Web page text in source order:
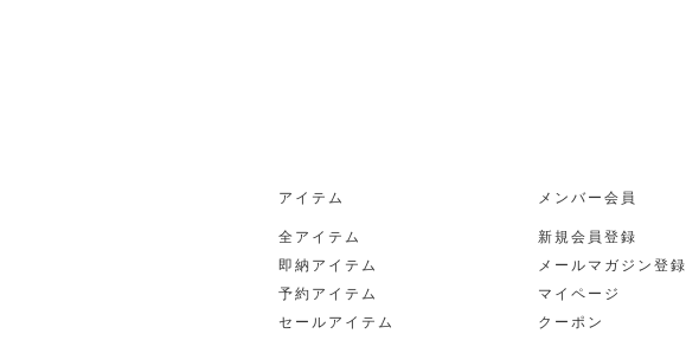
アイテム
全アイテム
即納アイテム
予約アイテム
セールアイテム
メンバー会員
新規会員登録
メールマガジン登録
マイページ
クーポン